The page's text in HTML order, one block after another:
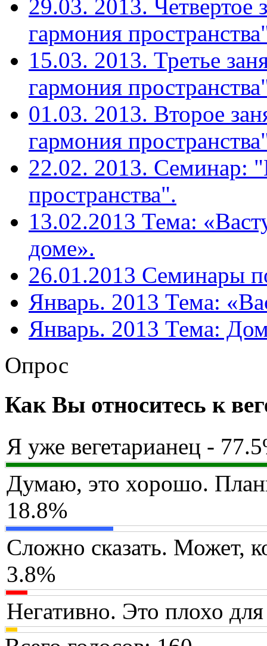
29.03. 2013. Четвертое
гармония
15.03. 2013. Третье
гармония
01.03. 2013. Второе
гармония
22.02. 2013. Семинар:
пространства".
13.02.2013 Тема:
доме».
26.01.2013 Семинары
Январь. 2013 Тема:
Январь. 2013 Тема:
Опрос
Как Вы относитесь к
Я уже вегетарианец -
Думаю, это хорошо.
18.8%
Сложно сказать. Может,
3.8%
Негативно. Это плохо